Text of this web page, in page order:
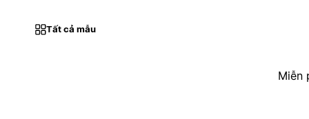
Tất cả mẫu
Miễn